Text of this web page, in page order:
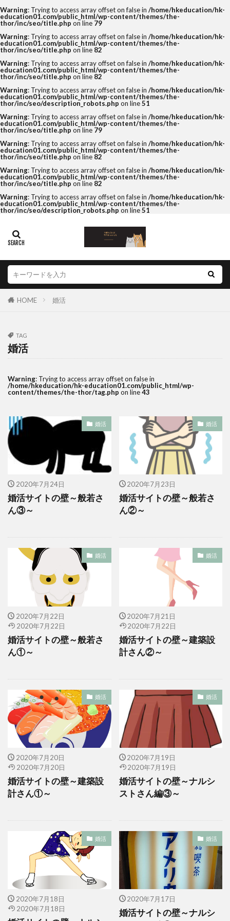
Warning: Trying to access array offset on false in /home/hkeducation/hk-
education01.com/public_html/wp-content/themes/the-
thor/inc/seo/title.php on line 79
Warning: Trying to access array offset on false in /home/hkeducation/hk-
education01.com/public_html/wp-content/themes/the-
thor/inc/seo/title.php on line 82
Warning: Trying to access array offset on false in /home/hkeducation/hk-
education01.com/public_html/wp-content/themes/the-
thor/inc/seo/title.php on line 82
Warning: Trying to access array offset on false in /home/hkeducation/hk-
education01.com/public_html/wp-content/themes/the-
thor/inc/seo/description_robots.php on line51
Warning: Trying to access array offset on false in /home/hkeducation/hk-
education01.com/public_html/wp-content/themes/the-
thor/inc/seo/title.php on line 79
Warning: Trying to access array offset on false in /home/hkeducation/hk-
education01.com/public_html/wp-content/themes/the-
thor/inc/seo/title.php on line 82
Warning: Trying to access array offset on false in /home/hkeducation/hk-
education01.com/public_html/wp-content/themes/the-
thor/inc/seo/title.php on line 82
Warning: Trying to access array offset on false in /home/hkeducation/hk-
education01.com/public_html/wp-content/themes/the-
thor/inc/seo/description_robots.php on line51
HOME 婚活
TAG
婚活
Warning: Trying to access array offset on false in
/home/hkeducation/hk-education01.com/public_html/wp-
content/themes/the-thor/tag.php on line43
婚活
2020年7月24日
婚活サイトの壁～般若さ
ん③～
婚活
2020年7月23日
婚活サイトの壁～般若さ
ん②～
婚活
2020年7月22日
2020年7月22日
婚活サイトの壁～般若さ
ん①～
婚活
2020年7月21日
2020年7月22日
婚活サイトの壁～建築設
計さん②～
婚活
2020年7月20日
2020年7月20日
婚活サイトの壁～建築設
計さん①～
婚活
2020年7月19日
2020年7月19日
婚活サイトの壁～ナルシ
ストさん編③～
婚活
2020年7月18日
2020年7月18日
婚活
2020年7月17日
婚活サイトの壁～ナルシ